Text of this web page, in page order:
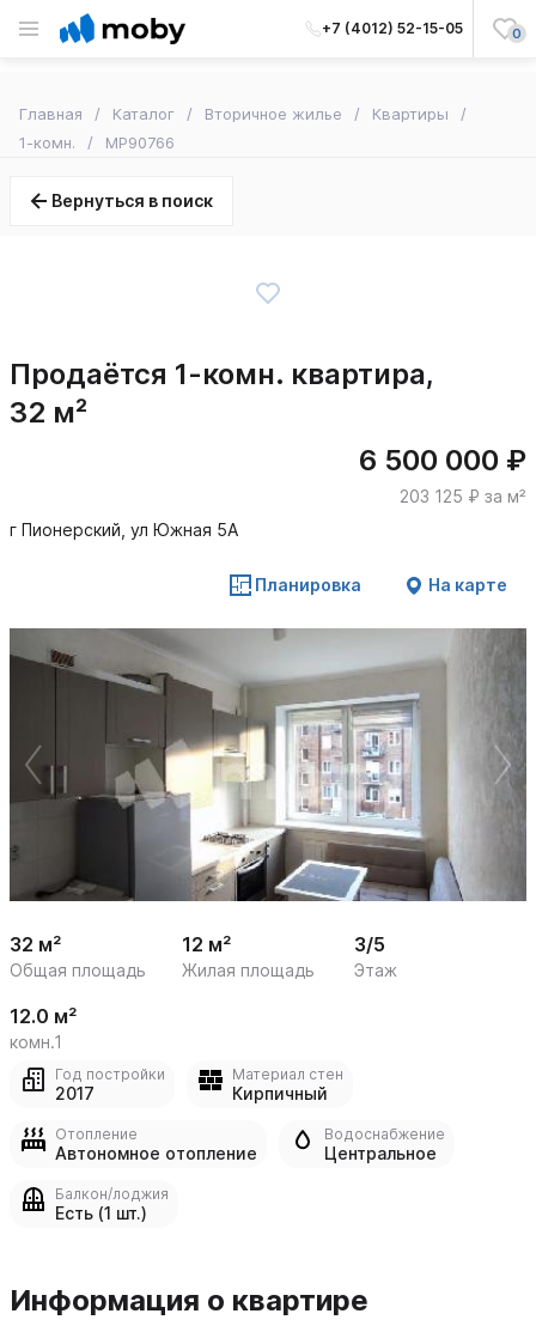
+7 (4012) 52-15-05 0
Главная Каталог Вторичное жилье
Квартиры
1-комн.
MP90766
Вернуться в поиск
Продаётся 1-комн. квартира,
32 м²
6 500 000 ₽
203 125 ₽ за м²
г Пионерский, ул Южная 5А
Планировка На карте
12
32 м²
Общая площадь
12 м²
Жилая площадь
3/5
Этаж
12.0 м²
комн.1
Год постройки
2017
Материал стен
Кирпичный
Отопление
Автономное отопление
Водоснабжение
Центральное
Балкон/лоджия
Есть (1 шт.)
Информация о квартире